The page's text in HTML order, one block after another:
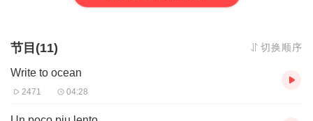
节目(11) 切换顺序
Write to ocean
2471 04:28